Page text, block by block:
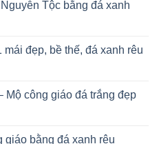
Tộc bằng đá xanh
đẹp, bề thế, đá xanh rêu
Mộ công giáo đá trắng đẹp
giáo bằng đá xanh rêu